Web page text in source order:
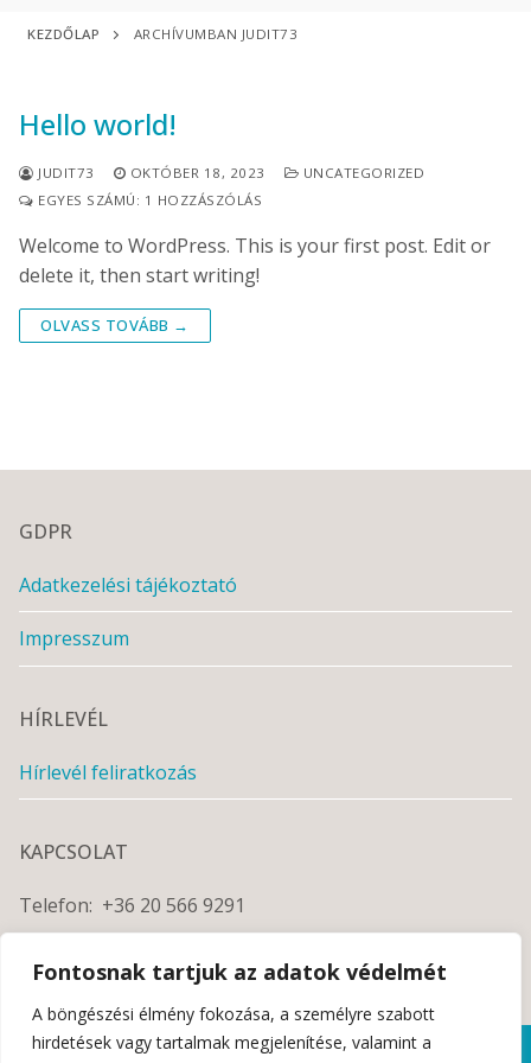
Fontosnak tartjuk az adatok védelmét
A böngészési élmény fokozása, a személyre szabott
hirdetések vagy tartalmak megjelenítése, valamint a
KEZDŐLAP ARCHÍVUMBAN JUDIT73
Hello world!
JUDIT73 OKTÓBER 18, 2023
UNCATEGORIZED
EGYES SZÁMÚ: 1 HOZZÁSZÓLÁS
Welcome to WordPress. This is your first post. Edit or
delete it, then start writing!
OLVASS TOVÁBB →
GDPR
Adatkezelési tájékoztató
Impresszum
HÍRLEVÉL
Hírlevél feliratkozás
KAPCSOLAT
Telefon: +36 20 566 9291
E-mail: info@vilimi.hu